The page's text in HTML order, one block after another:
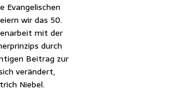
Evangelischen
wir das 50.
mit der
durch
Beitrag zur
verändert,
Niebel.